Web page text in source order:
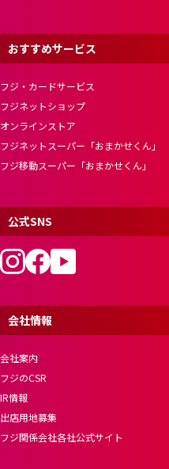
おすすめサービス
フジ・カードサービス
フジネットショップ
オンラインストア
フジネットスーパー「おまかせくん」
フジ移動スーパー「おまかせくん」
公式SNS
会社情報
会社案内
フジのCSR
IR情報
出店用地募集
フジ関係会社各社公式サイト